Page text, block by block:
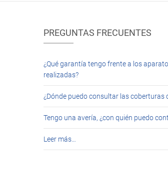
PREGUNTAS FRECUENTES
¿Qué garantía tengo frente a los
realizadas?
¿Dónde puedo consultar las coberturas
Tengo una avería, ¿con quién puedo
Leer más…